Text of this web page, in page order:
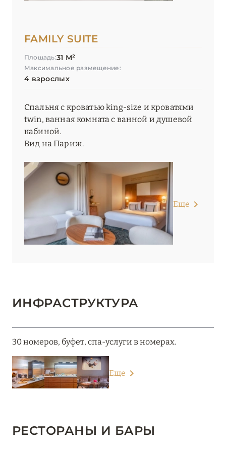
FAMILY SUITE
Площадь:31 М²
Максимальное размещение:
4 взрослых
Спальня с кроватью king-size и кроватями
twin, ванная комната с ванной и душевой
кабиной.
Вид на Париж.
Еще
ИНФРАСТРУКТУРА
30 номеров, буфет, спа-услуги в номерах.
Еще
РЕСТОРАНЫ И БАРЫ